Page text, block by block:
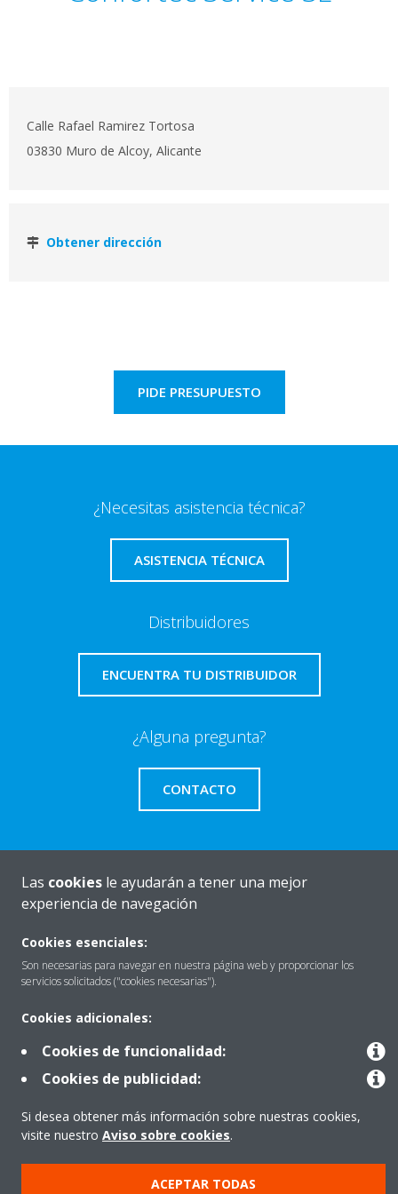
Calle Rafael Ramirez Tortosa
03830 Muro de Alcoy, Alicante
Obtener dirección
PIDE PRESUPUESTO
¿Necesitas asistencia técnica?
ASISTENCIA TÉCNICA
Distribuidores
ENCUENTRA TU DISTRIBUIDOR
¿Alguna pregunta?
CONTACTO
Quiénes somos
Destacados
Contactar con Daikin
Copyright © Daikin
Las cookies le ayudarán a tener una mejor
experiencia de navegación
Cookies esenciales:
Son necesarias para navegar en nuestra página web y proporcionar los
servicios solicitados ("cookies necesarias").
Cookies adicionales:
Cookies de funcionalidad:
Cookies de publicidad:
Si desea obtener más información sobre nuestras cookies,
visite nuestro Aviso sobre cookies.
ACEPTAR TODAS